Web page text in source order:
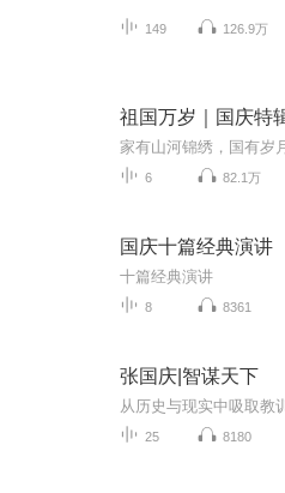
149 126.9万
祖国万岁｜国庆特
6 82.1万
国庆十篇经典演讲
十篇经典演讲
8 8361
张国庆|智谋天下
从历史与现实中吸取教
25 8180